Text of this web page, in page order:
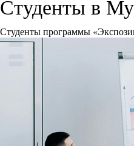
Студенты в
Студенты программы